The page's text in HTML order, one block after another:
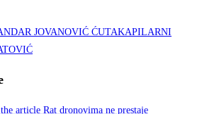
JOVANOVIĆ ĆUTAKAPILARNI